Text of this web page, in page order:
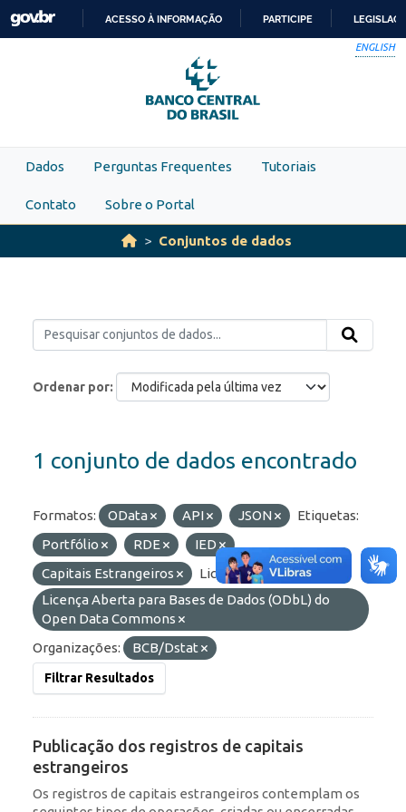
Skip to main content
PARA
O
CONTEÚDO
ACESSO À INFORMAÇÃO PARTICIPE
ENGLISH
Dados Perguntas Frequentes Tutoriais
Contato Sobre o Portal
Conjuntos de dados
Ordenar por
1 conjunto de dados encontrado
Formatos: OData API JSON
Etiquetas:
Portfólio
RDE
IED
Capitais Estrangeiros
Licenças:
Licença Aberta para Bases de Dados (ODbL) do
Open Data Commons
Organizações:
BCB/Dstat
Filtrar Resultados
Publicação dos registros de capitais
estrangeiros
Os registros de capitais estrangeiros contemplam os